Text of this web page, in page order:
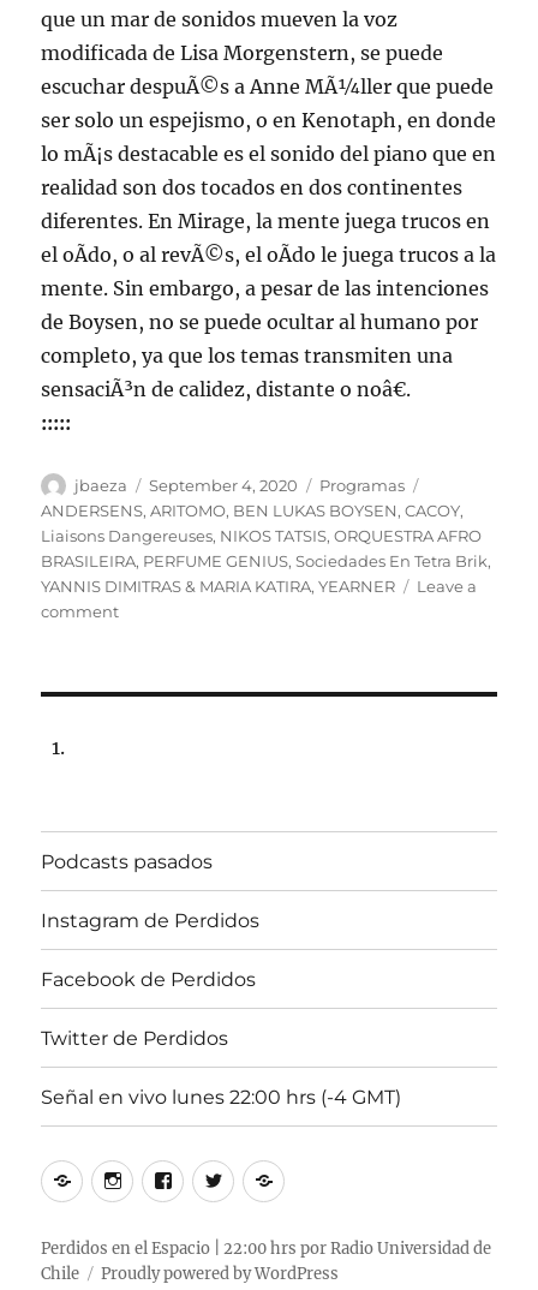
que un mar de sonidos mueven la voz
modificada de Lisa Morgenstern, se puede
escuchar despuÃ©s a Anne MÃ¼ller que puede
ser solo un espejismo, o en Kenotaph, en donde
lo mÃ¡s destacable es el sonido del piano que en
realidad son dos tocados en dos continentes
diferentes. En Mirage, la mente juega trucos en
el oÃ­do, o al revÃ©s, el oÃ­do le juega trucos a la
mente. Sin embargo, a pesar de las intenciones
de Boysen, no se puede ocultar al humano por
completo, ya que los temas transmiten una
sensaciÃ³n de calidez, distante o noâ€.
:::::
Author
jbaeza
Posted
on
September 4, 2020 Categories
Programas
ANDERSENS,ARITOMO, BEN LUKAS BOYSEN,CACOY,
Liaisons Dangereuses, NIKOS TATSIS,ORQUESTRA AFRO
BRASILEIRA, PERFUME GENIUS,Sociedades En Tetra Brik,
YANNIS DIMITRAS & MARIA KATIRA,YEARNER
Leave a
commenton
aÃ±os
al
aire,
22:00
Radio
U.
de
Chile
Podcasts pasados
Instagram de Perdidos
Facebook de Perdidos
Twitter de Perdidos
Señal en vivo lunes 22:00 hrs (-4 GMT)
PodcastsInstagram
Perdidos
Facebook
Perdidos
Twitter
Perdidos
Señal
vivo
lunes
Perdidos en el Espacio | 22:00 hrs por Radio Universidad de
Chile
Proudly powered by WordPress